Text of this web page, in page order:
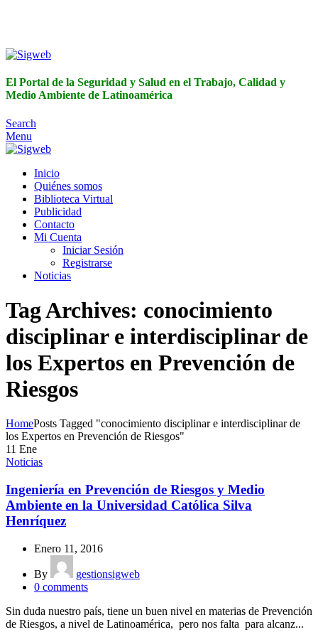
El Portal de la Seguridad y Salud en el Trabajo, Calidad y
Medio Ambiente de Latinoamérica
Search
Menu
Inicio
Quiénes somos
Biblioteca Virtual
Publicidad
Contacto
Mi Cuenta
Iniciar Sesión
Registrarse
Noticias
Tag Archives: conocimiento
disciplinar e interdisciplinar de
los Expertos en Prevención de
Riesgos
HomePosts Tagged "conocimiento disciplinar e interdisciplinar de
los Expertos en Prevención de Riesgos"
11 Ene
Noticias
Ingeniería en Prevención de Riesgos y Medio
Ambiente en la Universidad Católica Silva
Henríquez
Enero 11, 2016
By
gestionsigweb
0 comments
Sin duda nuestro país, tiene un buen nivel en materias de Prevención
de Riesgos, a nivel de Latinoamérica, pero nos falta para alcanz...